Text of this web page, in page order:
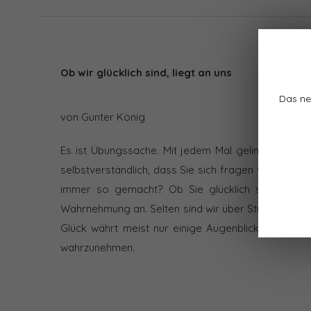
Das
Ob wir glücklich sind, liegt an uns
von Gunter König
Es ist Übungssache. Mit jedem Mal gelingt es
selbstverständlich, dass Sie sich fragen werden:
immer so gemacht? Ob Sie glücklich sind, liegt
Wahrnehmung an. Selten sind wir über Stunden
Glück währt meist nur einige Augenblicke lang.
wahrzunehmen.